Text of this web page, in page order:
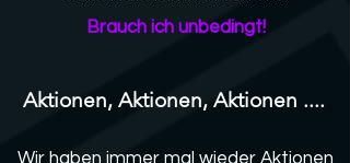
Brauch ich unbedingt!
Aktionen, Aktionen, Aktionen ....
Wir haben immer mal wieder Aktionen